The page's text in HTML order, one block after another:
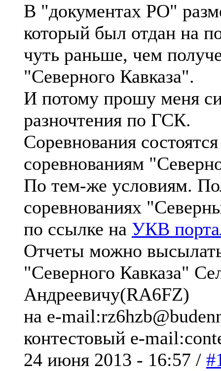
В "документах РО"
который был отдан на
чуть раньше, чем
"Северного Кавказа".
И потому прошу меня
разночтения по ГСК.
Соревнования
соревнованиям
По тем-же условиям.
соревнованиях
по ссылке на УКВ
Отчеты можно
"Северного Кавказа"
Андреевичу(RA6FZ)
на e-
контестовый e-
24 июня 2013 - 16:57 /